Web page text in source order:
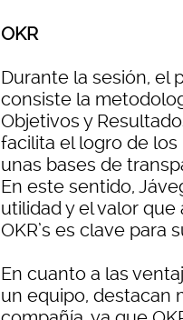
OKR
Durante la sesión, el
consiste la
Objetivos y
facilita el logro de
unas bases de
En este sentido,
utilidad y el valor
OKR’s es clave para
En cuanto a las
un equipo, destacan